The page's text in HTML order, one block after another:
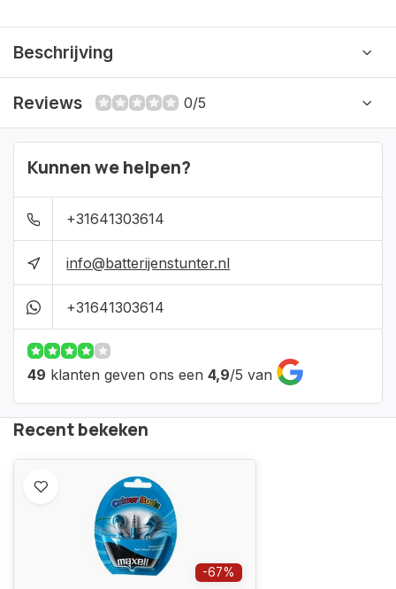
Beschrijving
Reviews 0/5
Kunnen we helpen?
+31641303614
info@batterijenstunter.nl
+31641303614
49 klanten geven ons een 4,9/5 van
Recent bekeken
-67%